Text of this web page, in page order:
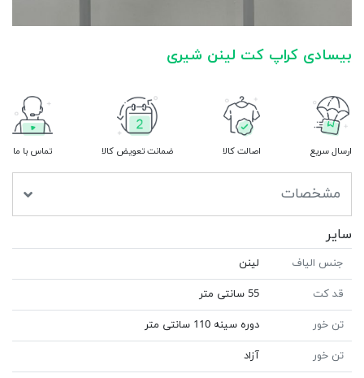
بیسادی کراپ کت لینن شیری
ارسال سریع اصالت کالا ضمانت تعویض کالا تماس با ما
مشخصات
سایر
جنس الیاف لینن
قد کت 55 سانتی متر
تن خور دوره سینه 110 سانتی متر
تن خور آزاد